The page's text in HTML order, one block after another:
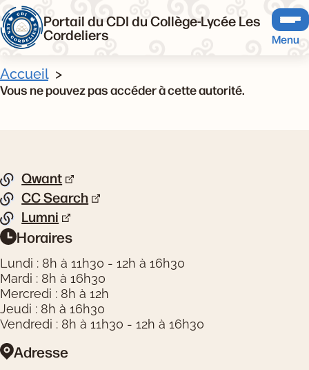
Portail du CDI du Collège-Lycée Les
Cordeliers Menu
Accueil
Vous ne pouvez pas accéder à cette autorité.
Pied de page
Liste de liens
Qwant
CC Search
Lumni
Informations pratiques
Horaires
Lundi : 8h à 11h30 - 12h à 16h30
Mardi : 8h à 16h30
Mercredi : 8h à 12h
Jeudi : 8h à 16h30
Vendredi : 8h à 11h30 - 12h à 16h30
Adresse